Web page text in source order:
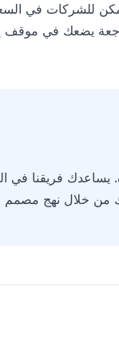
للشركات في
يضعك في موقف
فريقنا في
من خلال نهج